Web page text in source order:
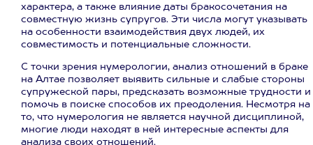
характера, а также влияние даты бракосочетания на
совместную жизнь супругов. Эти числа могут указывать
на особенности взаимодействия двух людей, их
совместимость и потенциальные сложности.
С точки зрения нумерологии, анализ отношений в браке
на Алтае позволяет выявить сильные и слабые стороны
супружеской пары, предсказать возможные трудности и
помочь в поиске способов их преодоления. Несмотря на
то, что нумерология не является научной дисциплиной,
многие люди находят в ней интересные аспекты для
анализа своих отношений.